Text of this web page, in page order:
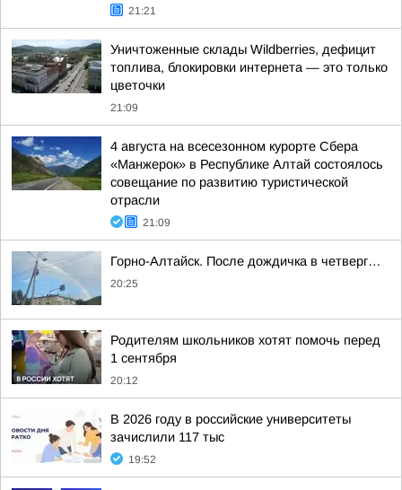
21:21
Уничтоженные склады Wildberries, дефицит
топлива, блокировки интернета — это только
цветочки
21:09
4 августа на всесезонном курорте Сбера
«Манжерок» в Республике Алтай состоялось
совещание по развитию туристической
отрасли
21:09
Горно-Алтайск. После дождичка в четверг…
20:25
Родителям школьников хотят помочь перед
1 сентября
20:12
В 2026 году в российские университеты
зачислили 117 тыс
19:52